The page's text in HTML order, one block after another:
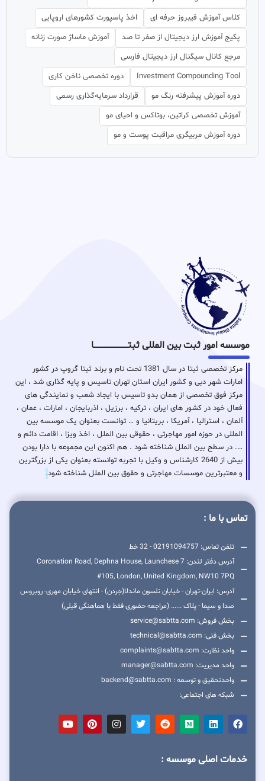
کلاس آموزش فیبروز حرفه ای
اخذ پاسپورت کشورهای اروپایی
پکیج آموزش ارز دیجیتال از صفر تا صد
آموزش ماساژ صورت زنانه
مرجع کانال سیگنال ارز دیجیتال فارسی
Investment Compounding Tool
دوره تخصصی ناخن کاری
دوره آموزش پیشرفته رنگ مو
قرارداد سرمایه‌گذاری رسمی
آموزش تخصصی کراتین، بوتاکس و احیای مو
دوره آموزش مربیگری مراقبت پوست و مو
موسسه امور ثبت بین المللی ثبتـــــــــــــــــــــــــــــا
مرکز تخصصی ثبتا در سال 1381 تحت نام و برند ثبتا گروپ در کشور
امارات شهر دبی و کشور ایران استان تهران تاسیس و پایه گذاری شد ، این
مرکز فوق تخصصی از همان بدو تاسیس با ایجاد شعب و نمایندگی های
فعال خود در کشور های ایران ، ترکیه ، برزیل ، اذربایجان ، امارات ، عمان ،
آلمان ، استرالیا ، آمریکا ، بریتانیا و … توانست بعنوان یک موسسه بین
المللی در حوزه امور مهاجرتی ، حقوقی بین الملل ، اخذ ویزا ، اقامت دائم و
…. در سطح بین الملل شناخته شود . هم اکنون این مجموعه با دارا بودن
بیش از 2640 کارشناس و وکیل با تجربه توانسته بعنوان یکی از بزرگترین
و معتبرترین موسسات مهاجرتی و حقوق بین الملل شناخته شود.
تماس با ما :
تلفن تماس: 02191094757 - 32 خط
آدرس دفتر لندن: 7 Coronation Road, Dephna House, Launchese
#105, London, United Kingdom, NW10 7PQ
آدرس: ایران-تهران - خیابان نلسون ماندلا(جردن) - انتهای خیابان مهری- روبروس
صدا و سیما - پلاک ...... (مراجعه حضوری فقط با هماهنگی قبلی)
بخش فروش: service@sabtta.com
بخش فنی: technical@sabtta.com
واحد نظارت: complaints@sabtta.com
واحد مدیریت: manager@sabtta.com
واحدتحقیق و توسعه : backend@sabtta.com
شبکه های اجتماعی:
خدمات اصلی موسسه :